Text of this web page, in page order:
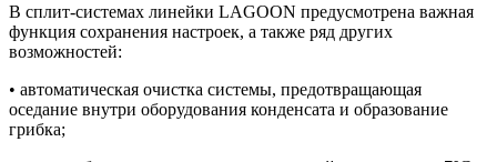
В сплит-системах линейки LAGOON предусмотрена важная
функция сохранения настроек, а также ряд других
возможностей:
• автоматическая очистка системы, предотвращающая
оседание внутри оборудования конденсата и образование
грибка;